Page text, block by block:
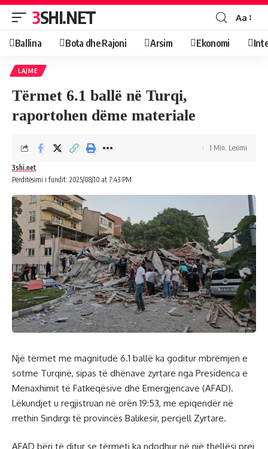
3SHI.NET Aa
Ballina Bota dhe Rajoni Arsim Ekonomi
LAJME
Tërmet 6.1 ballë në Turqi,
raportohen dëme materiale
Përditësimi i fundit: 2025/08/10 at 7:43 PM
3shi.net
1 Min. Leximi
Një tërmet me magnitudë 6.1 ballë ka goditur mbrëmjen e
sotme Turqinë, sipas të dhënave zyrtare nga Presidenca e
Menaxhimit të Fatkeqësive dhe Emergjencave (AFAD).
Lëkundjet u regjistruan në orën 19:53, me epiqendër në
rrethin Sındırgı të provincës Balıkesir, percjell Zyrtare.
AFAD bëri të ditur se tërmeti ka ndodhur në një thellësi prej